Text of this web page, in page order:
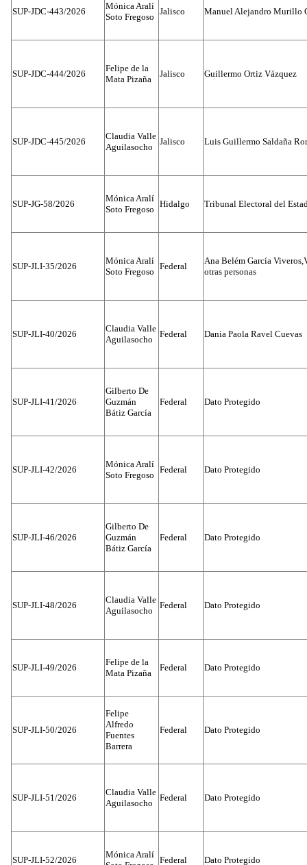
SUP-JDC-443/2026
Mónica Aralí
Soto Fregoso
Jalisco Manuel Alejandro Murillo
SUP-JDC-444/2026
Felipe de la
Mata Pizaña
Jalisco Guillermo Ortiz Vázquez
SUP-JDC-445/2026
Claudia Valle
Aguilasocho
Jalisco Luis Guillermo Saldaña
SUP-JG-58/2026
Mónica Aralí
Soto Fregoso
Hidalgo Tribunal Electoral del
SUP-JLI-35/2026
Mónica Aralí
Soto Fregoso
Federal
Ana Belém García
otras personas
SUP-JLI-40/2026
Claudia Valle
Aguilasocho
Federal Dania Paola Ravel Cuevas
SUP-JLI-41/2026
Gilberto De
Guzmán
Bátiz García
Federal Dato Protegido
SUP-JLI-42/2026
Mónica Aralí
Soto Fregoso
Federal Dato Protegido
SUP-JLI-46/2026
Gilberto De
Guzmán
Bátiz García
Federal Dato Protegido
SUP-JLI-48/2026
Claudia Valle
Aguilasocho
Federal Dato Protegido
SUP-JLI-49/2026
Felipe de la
Mata Pizaña
Federal Dato Protegido
SUP-JLI-50/2026
Felipe
Alfredo
Fuentes
Barrera
Federal Dato Protegido
SUP-JLI-51/2026
Claudia Valle
Aguilasocho
Federal Dato Protegido
SUP-JLI-52/2026
Mónica Aralí
Federal Dato Protegido